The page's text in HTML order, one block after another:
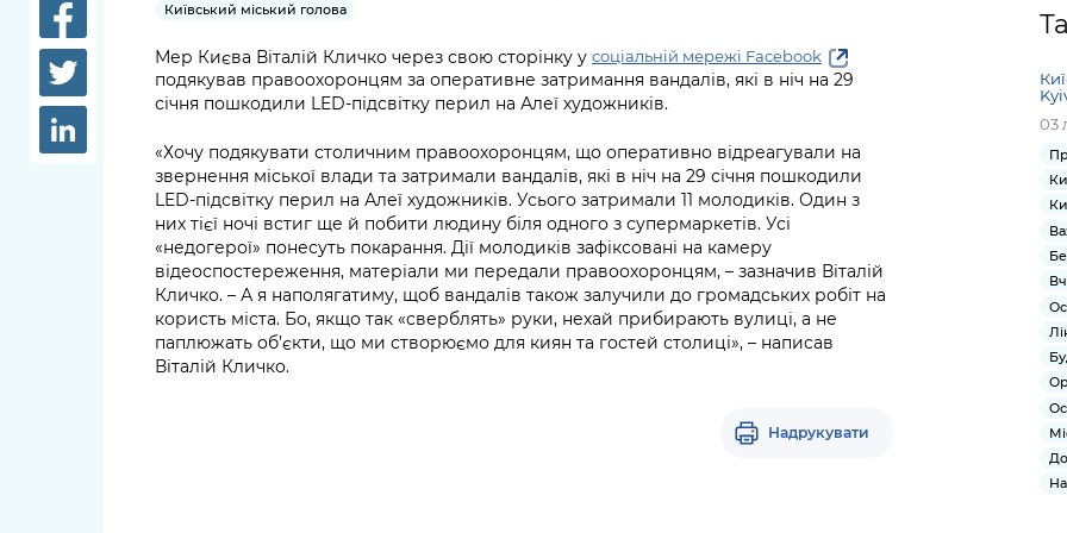
Рішення та розпорядження
перебувають на погодженні
КМВА
Статистика
Звернення громадян
Регуляторна діяльність
Лікарні та медицина
Освіта та навчальні
Дороги, транспорт та
парковки
Навколишнє
середовище міста
Безпека та
Ритуальні послуги
Іноземцям / For
Громадський
бюджет
обмеженим
доступом
Подати запит
онлайн
Проекти
нормативно-
правових та
інших актів
ся на
from
KCSA
Київський міський голова
Мер Києва Віталій Кличко через свою сторінку у соціальній мережі Facebook
подякував правоохоронцям за оперативне затримання вандалів, які в ніч на 29
січня пошкодили LED-підсвітку перил на Алеї художників.
«Хочу подякувати столичним правоохоронцям, що оперативно відреагували на
звернення міської влади та затримали вандалів, які в ніч на 29 січня пошкодили
LED-підсвітку перил на Алеї художників. Усього затримали 11 молодиків. Один з
них тієї ночі встиг ще й побити людину біля одного з супермаркетів. Усі
«недогерої» понесуть покарання. Дії молодиків зафіксовані на камеру
відеоспостереження, матеріали ми передали правоохоронцям, – зазначив Віталій
Кличко. – А я наполягатиму, щоб вандалів також залучили до громадських робіт на
користь міста. Бо, якщо так «сверблять» руки, нехай прибирають вулиці, а не
паплюжать об’єкти, що ми створюємо для киян та гостей столиці», – написав
Віталій Кличко.
Надрукувати
03